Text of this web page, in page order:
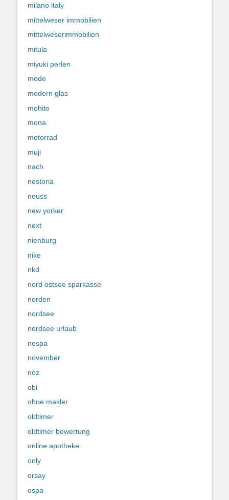
milano italy
mittelweser immobilien
mittelweserimmobilien
mitula
miyuki perlen
mode
modern glas
mohito
mona
motorrad
muji
nach
nestoria
neuss
new yorker
next
nienburg
nike
nkd
nord ostsee sparkasse
norden
nordsee
nordsee urlaub
nospa
november
noz
obi
ohne makler
oldtimer
oldtimer bewertung
online apotheke
only
orsay
ospa